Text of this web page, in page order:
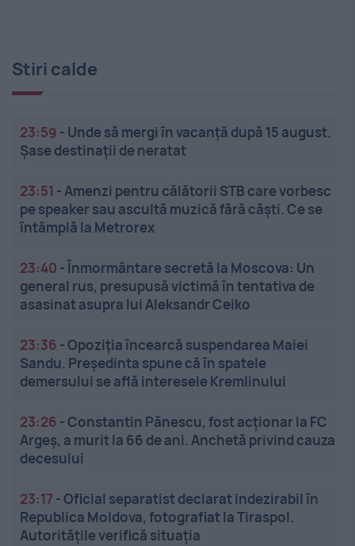
Stiri calde
23:59 - Unde să mergi în vacanță după 15 august.
Șase destinații de neratat
23:51 -Amenzi pentru călătorii STB care vorbesc
pe speaker sau ascultă muzică fără căști. Ce se
întâmplă la Metrorex
23:40 -Înmormântare secretă la Moscova: Un
general rus, presupusă victimă în tentativa de
asasinat asupra lui Aleksandr Ceiko
23:36 -Opoziția încearcă suspendarea Maiei
Sandu. Președinta spune că în spatele
demersului se află interesele Kremlinului
23:26 -Constantin Pănescu, fost acționar la FC
Argeș, a murit la 66 de ani. Anchetă privind cauza
decesului
23:17 -Oficial separatist declarat indezirabil în
Republica Moldova, fotografiat la Tiraspol.
Autoritățile verifică situația